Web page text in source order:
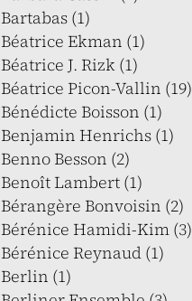
Bartabas (1)
Béatrice Ekman (1)
Béatrice J. Rizk (1)
Béatrice Picon-Vallin (19)
Bénédicte Boisson (1)
Benjamin Henrichs (1)
Benno Besson (2)
Benoît Lambert (1)
Bérangère Bonvoisin (2)
Bérénice Hamidi-Kim (3)
Bérénice Reynaud (1)
Berlin (1)